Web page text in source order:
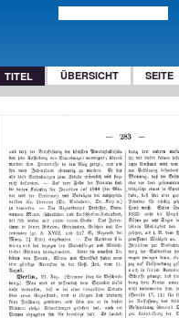
TITEL ÜBERSICHT SEITE